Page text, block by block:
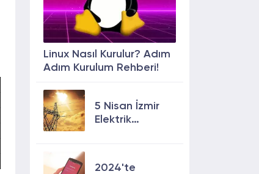
Linux Nasıl Kurulur? Adım
Adım Kurulum Rehberi!
5 Nisan İzmir
Elektrik
2024'te